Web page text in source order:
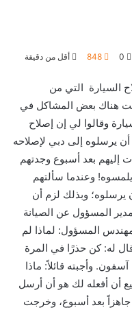
0
848 أقل من دقيقة
السيارة التي من
هناك بعض المشاكل في
وقالوا لي إن إصلاح
يرسلوه إلى دبي لإصلاحه
إليهم بعد أسبوع وجدتهم
وعندما سألتهم
يرسلوه؛ وبذلك لزم أن
المسؤول عن الصيانة
المسؤول: لماذا لم
له: كن حذرًا في المرة
وأجبته قائلاً: ماذا
أن أفعله لك هو أن أرسل
بعد أسبوع، وخرجت